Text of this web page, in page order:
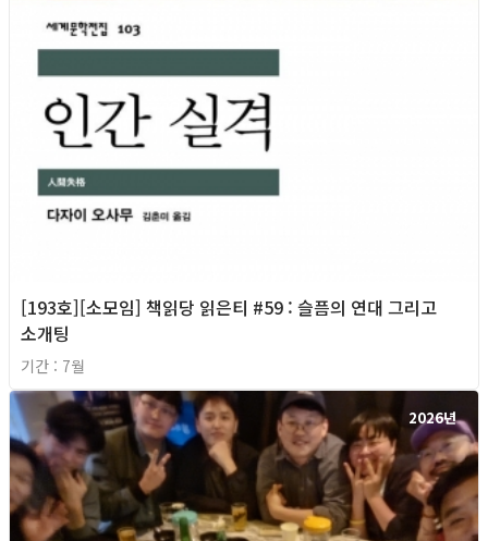
[193호][소모임] 책읽당 읽은티 #59 : 슬픔의 연대 그리고
소개팅
기간 : 7월
2026년